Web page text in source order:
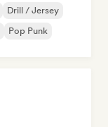
Drill / Jersey
Pop Punk